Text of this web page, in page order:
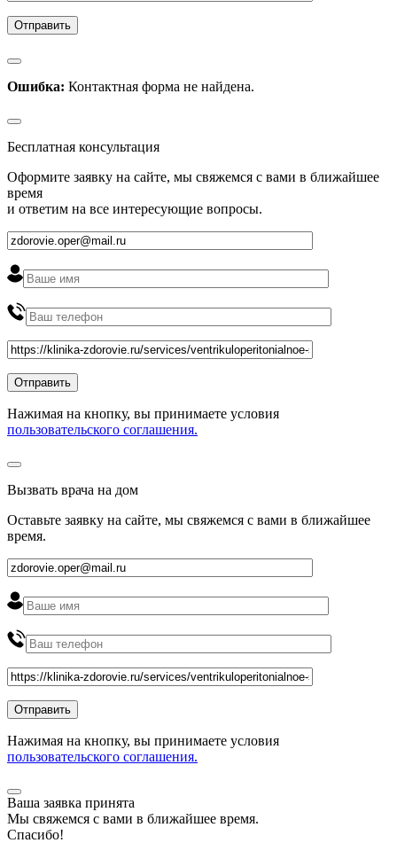
Ошибка: Контактная форма не найдена.
Бесплатная консультация
Оформите заявку на сайте, мы свяжемся с вами в ближайшее
время
и ответим на все интересующие вопросы.
Нажимая на кнопку, вы принимаете условия
пользовательского соглашения.
Вызвать врача на дом
Оставьте заявку на сайте, мы свяжемся с вами в ближайшее
время.
Нажимая на кнопку, вы принимаете условия
пользовательского соглашения.
Ваша заявка принята
Мы свяжемся с вами в ближайшее время.
Спасибо!